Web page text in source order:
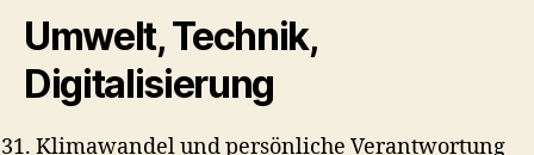
Umwelt, Technik,
Digitalisierung
Klimawandel und persönliche Verantwortung